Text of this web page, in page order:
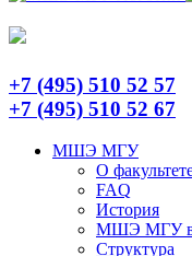
+7 (495) 510 52 57
+7 (495) 510 52 67
МШЭ МГУ
О
FAQ
История
МШЭ МГУ в
Структура